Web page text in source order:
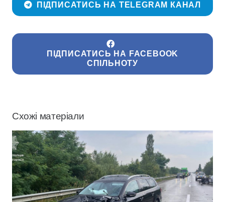
ПІДПИСАТИСЬ НА TELEGRAM КАНАЛ
ПІДПИСАТИСЬ НА FACEBOOK
СПІЛЬНОТУ
Схожі матеріали